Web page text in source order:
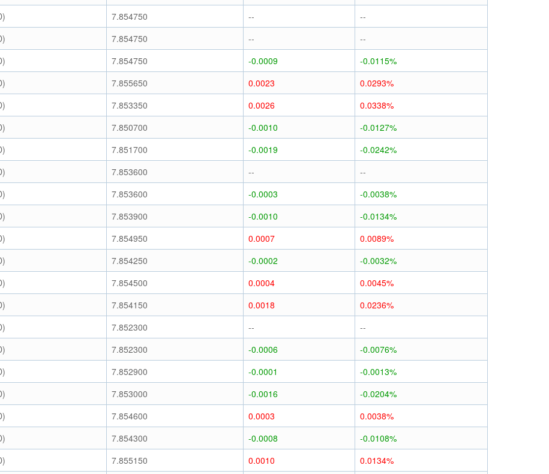
7.854750 --
--
7.854750 --
--
7.854750 -0.0009
-0.0115%
7.855650 0.0023
0.0293%
7.853350 0.0026
0.0338%
7.850700 -0.0010
-0.0127%
7.851700 -0.0019
-0.0242%
7.853600 --
--
7.853600 -0.0003
-0.0038%
7.853900 -0.0010
-0.0134%
7.854950 0.0007
0.0089%
7.854250 -0.0002
-0.0032%
7.854500 0.0004
0.0045%
7.854150 0.0018
0.0236%
7.852300 --
--
7.852300 -0.0006
-0.0076%
7.852900 -0.0001
-0.0013%
7.853000 -0.0016
-0.0204%
7.854600 0.0003
0.0038%
7.854300 -0.0008
-0.0108%
7.855150 0.0010 0.0134%